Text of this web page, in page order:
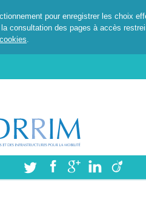
pour enregistrer les choix
consultation des pages à accès